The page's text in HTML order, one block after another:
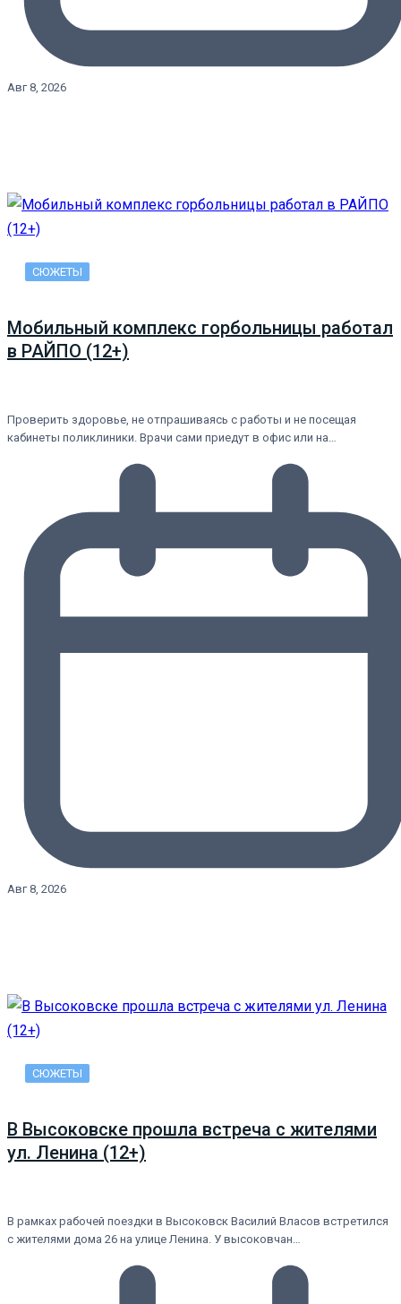
Авг 8, 2026
СЮЖЕТЫ
Мобильный комплекс горбольницы работал
в РАЙПО (12+)
Проверить здоровье, не отпрашиваясь с работы и не посещая
кабинеты поликлиники. Врачи сами приедут в офис или на…
Авг 8, 2026
СЮЖЕТЫ
В Высоковске прошла встреча с жителями
ул. Ленина (12+)
В рамках рабочей поездки в Высоковск Василий Власов встретился
с жителями дома 26 на улице Ленина. У высоковчан…